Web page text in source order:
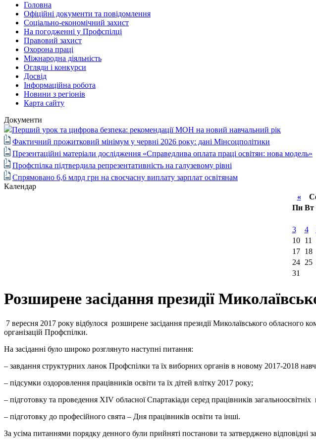
Головна
Офіційні документи та повідомлення
Соціально-економічний захист
На погодженні у Профспілці
Правовий захист
Охорона праці
Міжнародна діяльність
Огляди і конкурси
Досвід
Інформаційна робота
Новини з регіонів
Карта сайту
Документи
Перший урок та цифрова безпека: рекомендації МОН на новий навчальний рік
Фактичний прожитковий мінімум у червні 2026 року: дані Мінсоцполітики
Презентаційні матеріали дослідження «Справедлива оплата праці освітян: нова модель»
Профспілка підтвердила репрезентативність на галузевому рівні
Спрямовано 6,6 млрд грн на своєчасну виплату зарплат освітянам
Календар
«
Пн Вт
3
4
10
11
17
18
24
25
31
Розширене засідання президії
7 вересня 2017 року відбулося розширене засідання президії Миколаївського
організацій Профспілки.
На засіданні було широко розглянуто наступні питання:
– завдання структурних ланок Профспілки та їх виборних органів в новому 2017-2018
– підсумки оздоровлення працівників освіти та їх дітей влітку 2017 року;
– підготовку та проведення ХІV обласної Спартакіади серед працівників загальноосвітніх
– підготовку до професійного свята – Дня працівників освіти та інші.
За усіма питаннями порядку денного були прийняті постанови та затверджено відповідні